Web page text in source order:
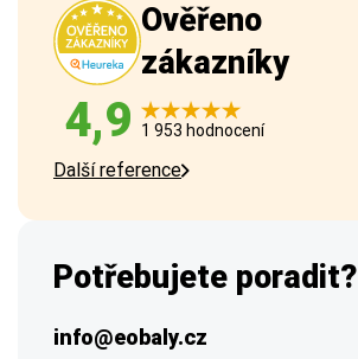
Ověřeno
zákazníky
4,9 1 953 hodnocení
Další reference
Potřebujete poradit?
info@eobaly.cz